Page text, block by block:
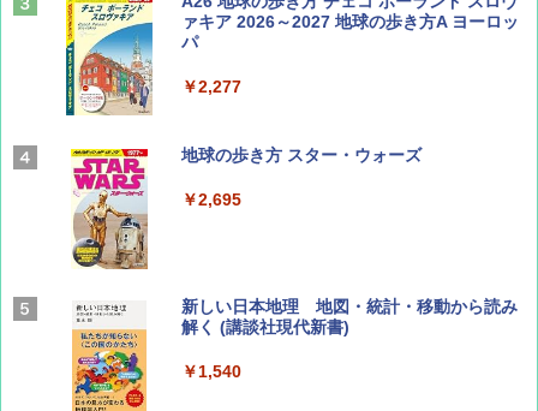
￥1,540
AIRLINE（エアライン）2026年9月号【特
BE-PAL(ビ-パル) 2026年 9 月号【特別付録:
SOTO ミニマル"旅"財布 ランダム2種】
￥1,500
ァキア 2026～2027 地球の歩き方A ヨーロッ
パ
￥2,277
地球の歩き方 スター・ウォーズ
￥2,695
新しい日本地理 地図・統計・移動から読み
解く (講談社現代新書)
￥1,540